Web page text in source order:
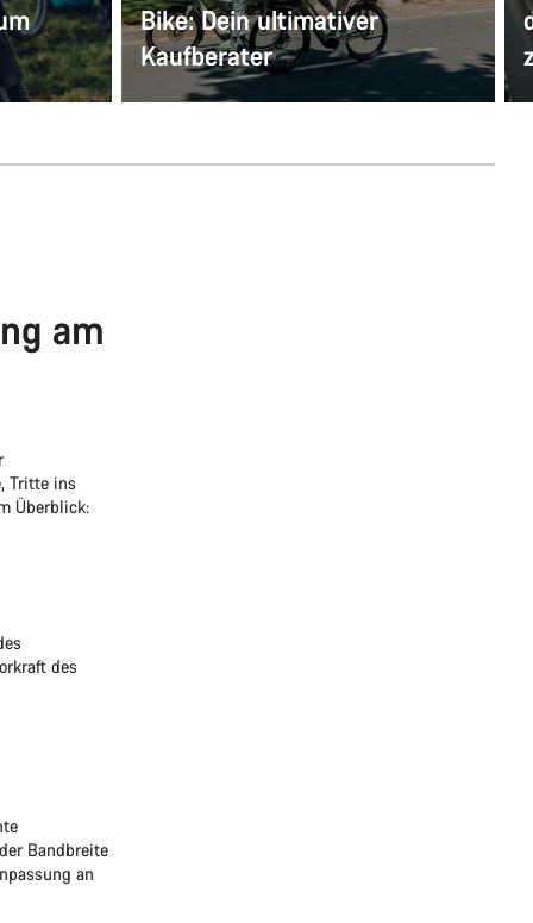
Bike: Dein ultimativer
Kaufberater
am
Tritte ins
Überblick:
des
Bandbreite
an